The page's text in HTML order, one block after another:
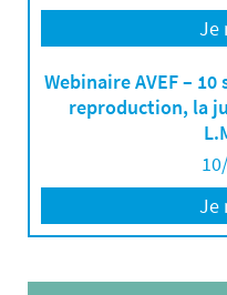
Je
Webinaire AVEF –
reproduction, la
Je